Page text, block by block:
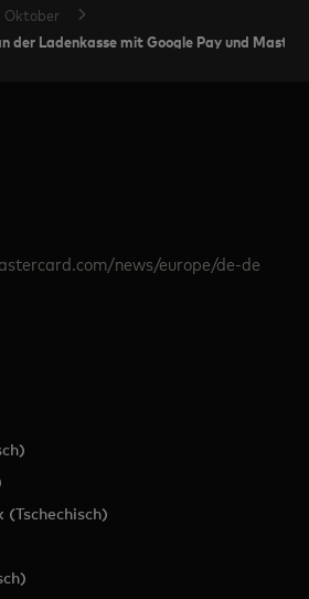
Oktober
der Ladenkasse mit Google Pay und
news/europe/de-de
(Tschechisch)